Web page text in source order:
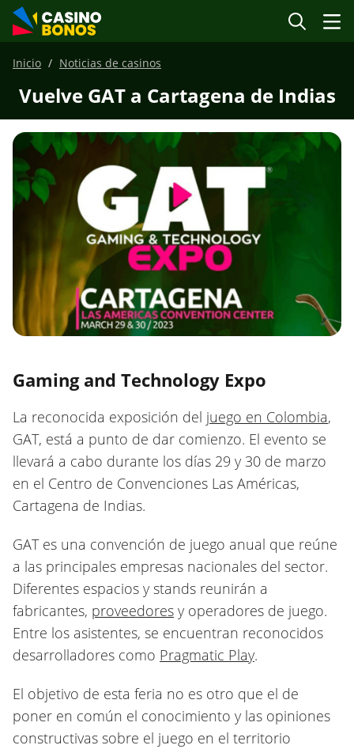
Inicio Noticias de casinos
Vuelve GAT a Cartagena de Indias
Gaming and Technology Expo
La reconocida exposición del juego en Colombia,
GAT, está a punto de dar comienzo. El evento se
llevará a cabo durante los días 29 y 30 de marzo
en el Centro de Convenciones Las Américas,
Cartagena de Indias.
GAT es una convención de juego anual que reúne
a las principales empresas nacionales del sector.
Diferentes espacios y stands reunirán a
fabricantes, proveedores y operadores de juego.
Entre los asistentes, se encuentran reconocidos
desarrolladores como Pragmatic Play.
El objetivo de esta feria no es otro que el de
poner en común el conocimiento y las opiniones
constructivas sobre el juego en el territorio